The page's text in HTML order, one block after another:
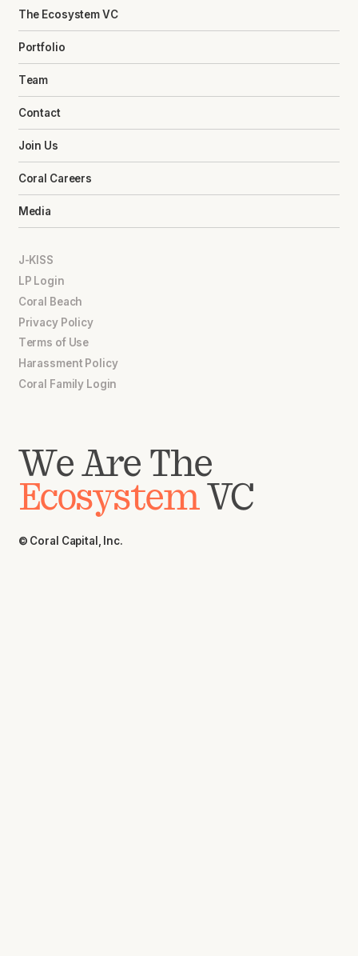
The Ecosystem VC
Portfolio
Team
Contact
Join Us
Coral Careers
Media
J-KISS
LP Login
Coral Beach
Privacy Policy
Terms of Use
Harassment Policy
Coral Family Login
We Are The
EcosystemVC
© Coral Capital, Inc.